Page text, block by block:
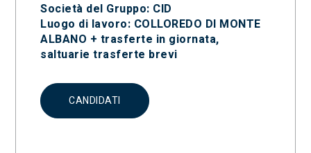
Società del Gruppo: CID
Luogo di lavoro: COLLOREDO DI MONTE
ALBANO + trasferte in giornata,
saltuarie trasferte brevi
CANDIDATI